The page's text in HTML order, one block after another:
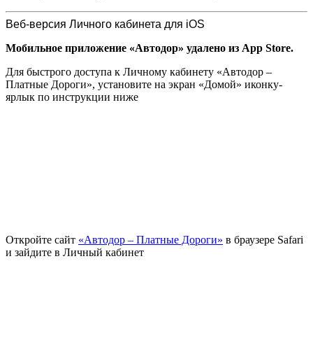
Веб-версия Личного кабинета для iOS
Мобильное приложение «Автодор» удалено из App Store.
Для быстрого доступа к Личному кабинету «Автодор –
Платные Дороги», установите на экран «Домой» иконку-
ярлык по инструкции ниже
Откройте сайт «Автодор – Платные Дороги» в браузере Safari
и зайдите в Личный кабинет